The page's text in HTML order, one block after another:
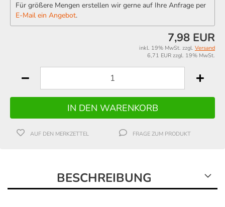
Für größere Mengen erstellen wir gerne auf Ihre Anfrage per
E-Mail ein Angebot.
7,98 EUR
inkl. 19% MwSt. zzgl. Versand
6,71 EUR zzgl. 19% MwSt.
AUF DEN MERKZETTEL FRAGE ZUM PRODUKT
BESCHREIBUNG